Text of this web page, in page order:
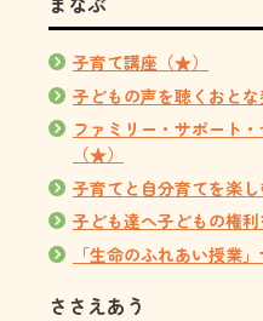
子育て講座（★）
子どもの声を聴くおと
ファミリー・サポート
（★）
子育てと自分育てを楽
子ども達へ子どもの権
「生命のふれあい授業
ささえあう